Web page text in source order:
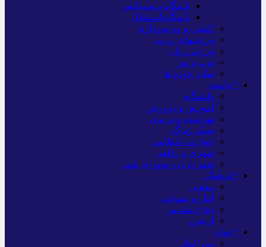
باشگاه پرسپولیس
باشگاه استقلال
کشتی و وزنه‌برداری
ورزشهای رزمی
ورزش زنان
توپ و تور
سایر حوزه ها
*جامعه
دانشگاه
آموزش و پرورش
بهداشت و درمان
سبک زندگی
حوادث، انتظامی
شهری و رفاهی
شهرداری و شورای شهر
*فرهنگی
مذهبی
ایثار و شهادت
دفاع مقدس
اربعین
*جهان
بین الملل